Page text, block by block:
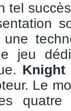
tel
jeu
Knight
Le